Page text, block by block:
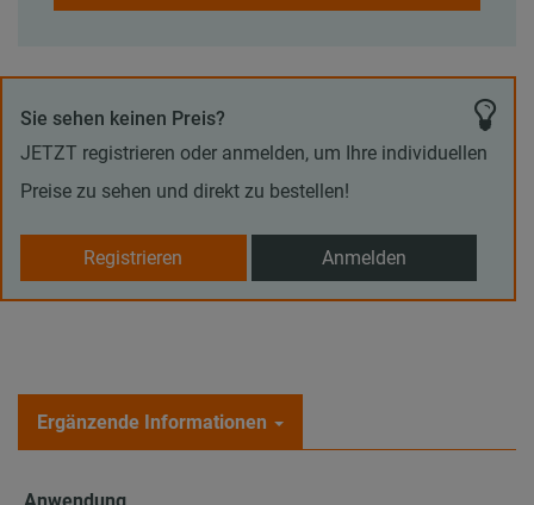
Sie sehen keinen Preis?
JETZT registrieren oder anmelden, um Ihre individuellen
Preise zu sehen und direkt zu bestellen!
Registrieren Anmelden
Ergänzende Informationen